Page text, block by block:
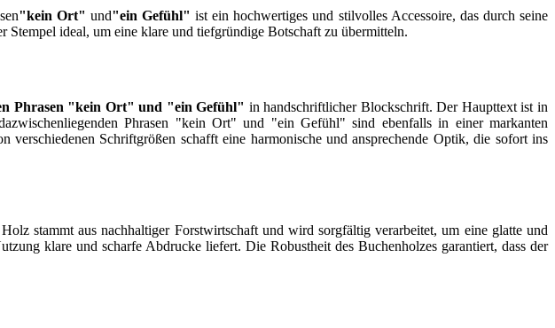
"kein Ort" und"ein Gefühl" ist ein hochwertiges und stilvolles Accessoire, das durch seine
Stempel ideal, um eine klare und tiefgründige Botschaft zu übermitteln.
Phrasen "kein Ort" und "ein Gefühl" in handschriftlicher Blockschrift. Der Haupttext ist in
Phrasen "kein Ort" und "ein Gefühl" sind ebenfalls in einer markanten
Schriftgrößen schafft eine harmonische und ansprechende Optik, die sofort ins
stammt aus nachhaltiger Forstwirtschaft und wird sorgfältig verarbeitet, um eine glatte und
klare und scharfe Abdrucke liefert. Die Robustheit des Buchenholzes garantiert, dass der